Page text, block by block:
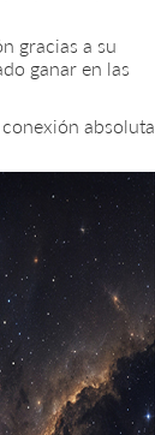
gracias a su
ganar en las
absoluta